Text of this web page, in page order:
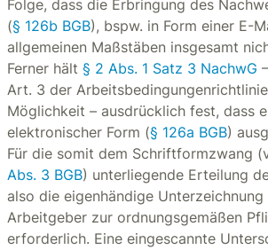
Folge, dass die Erbringung des
(§ 126b BGB), bspw. in Form einer E-
allgemeinen Maßstäben insgesamt
Ferner hält § 2 Abs. 1 Satz 3 NachwG
Art. 3 der
Möglichkeit – ausdrücklich fest, dass
elektronischer Form (§ 126a BGB)
Für die somit dem Schriftformzwang
Abs. 3 BGB) unterliegende Erteilung
also die eigenhändige
Arbeitgeber zur ordnungsgemäßen
erforderlich. Eine eingescannte